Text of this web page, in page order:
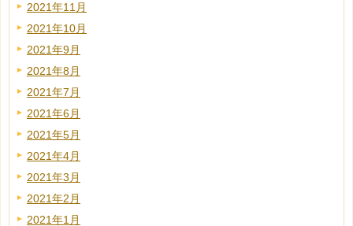
2021年11月
2021年10月
2021年9月
2021年8月
2021年7月
2021年6月
2021年5月
2021年4月
2021年3月
2021年2月
2021年1月